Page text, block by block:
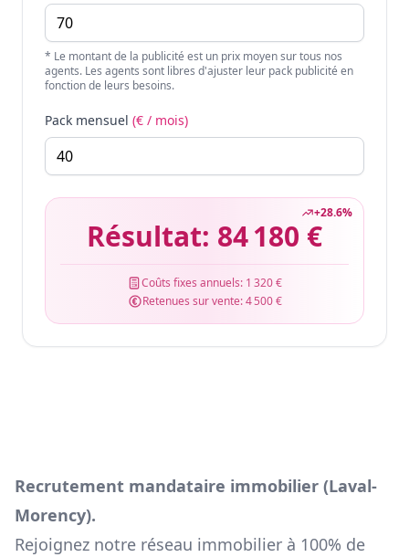
* Le montant de la publicité est un prix moyen sur tous nos
agents. Les agents sont libres d'ajuster leur pack publicité en
fonction de leurs besoins.
Pack mensuel (€ / mois)
+28.6%
Résultat: 84 180 €
Coûts fixes annuels: 1 320 €
Retenues sur vente:4 500 €
Recrutement mandataire immobilier (Laval-
Morency).
Rejoignez notre réseau immobilier à 100% de